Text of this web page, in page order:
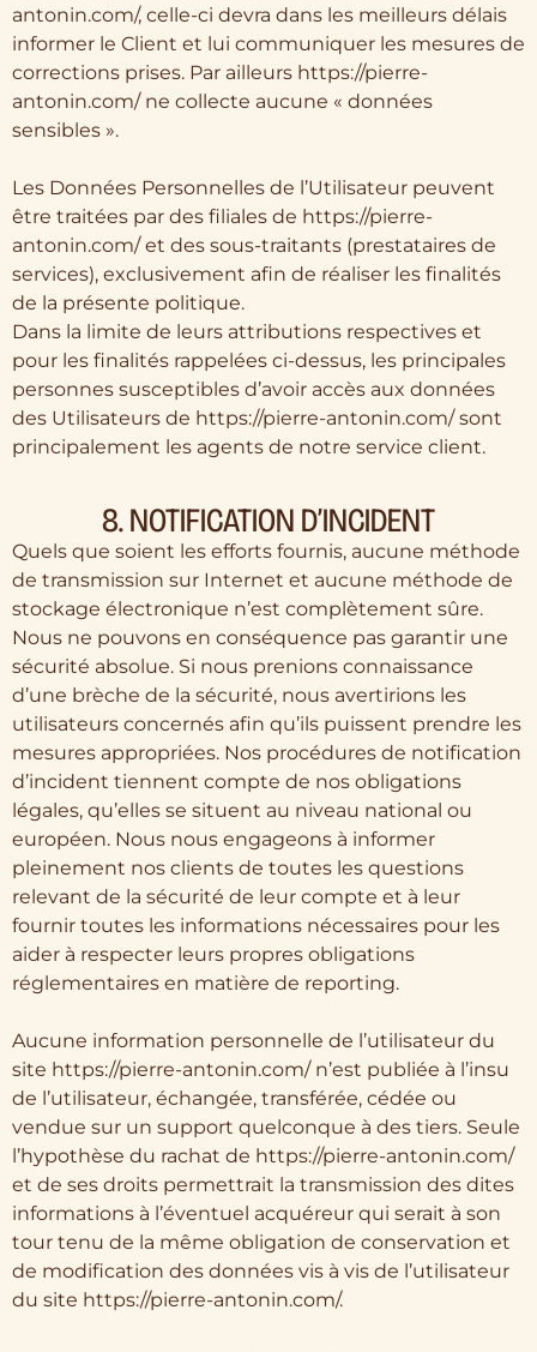
antonin.com/, celle-ci devra dans les meilleurs délais
informer le Client et lui communiquer les mesures de
corrections prises. Par ailleurs https://pierre-
antonin.com/ ne collecte aucune « données
sensibles ».
Les Données Personnelles de l’Utilisateur peuvent
être traitées par des filiales de https://pierre-
antonin.com/ et des sous-traitants (prestataires de
services), exclusivement afin de réaliser les finalités
de la présente politique.
Dans la limite de leurs attributions respectives et
pour les finalités rappelées ci-dessus, les principales
personnes susceptibles d’avoir accès aux données
des Utilisateurs de https://pierre-antonin.com/ sont
principalement les agents de notre service client.
8. NOTIFICATION D’INCIDENT
Quels que soient les efforts fournis, aucune méthode
de transmission sur Internet et aucune méthode de
stockage électronique n’est complètement sûre.
Nous ne pouvons en conséquence pas garantir une
sécurité absolue. Si nous prenions connaissance
d’une brèche de la sécurité, nous avertirions les
utilisateurs concernés afin qu’ils puissent prendre les
mesures appropriées. Nos procédures de notification
d’incident tiennent compte de nos obligations
légales, qu’elles se situent au niveau national ou
européen. Nous nous engageons à informer
pleinement nos clients de toutes les questions
relevant de la sécurité de leur compte et à leur
fournir toutes les informations nécessaires pour les
aider à respecter leurs propres obligations
réglementaires en matière de reporting.
Aucune information personnelle de l’utilisateur du
site https://pierre-antonin.com/ n’est publiée à l’insu
de l’utilisateur, échangée, transférée, cédée ou
vendue sur un support quelconque à des tiers. Seule
l’hypothèse du rachat de https://pierre-antonin.com/
et de ses droits permettrait la transmission des dites
informations à l’éventuel acquéreur qui serait à son
tour tenu de la même obligation de conservation et
de modification des données vis à vis de l’utilisateur
du site https://pierre-antonin.com/.